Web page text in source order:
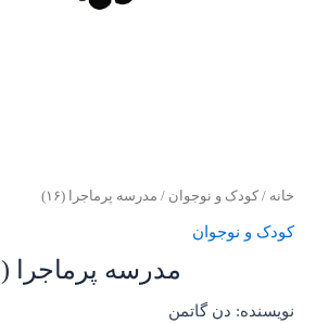
خانه / کودک و نوجوان / مدرسه پرماجرا (۱۶)
کودک و نوجوان
مدرسه پرماجرا (۱۶)
نویسنده: دن گاتمن